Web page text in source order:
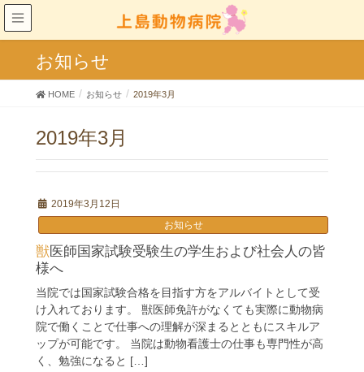
お知らせ
HOME お知らせ 2019年3月
2019年3月
2019年3月12日
お知らせ
獣医師国家試験受験生の学生および社会人の皆
様へ
当院では国家試験合格を目指す方をアルバイトとして受
け入れております。 獣医師免許がなくても実際に動物病
院で働くことで仕事への理解が深まるとともにスキルア
ップが可能です。 当院は動物看護士の仕事も専門性が高
く、勉強になると […]